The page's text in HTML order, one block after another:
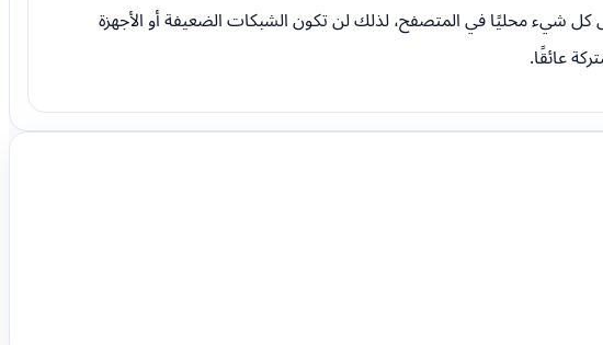
كل شيء محليًا في المتصفح، لذلك لن تكون الشبكات الضعيفة أو الأجهزة
عائقًا.